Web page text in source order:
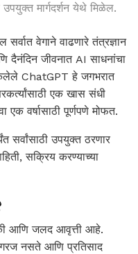
उपयुक्त मार्गदर्शन येथे मिळेल.
वेगाने वाढणारे तंत्रज्ञान
जीवनात AI साधनांचा
ChatGPT हे जगभरात
एक खास संधी
वर्षासाठी पूर्णपणे मोफत.
सर्वांसाठी उपयुक्त ठरणार
सक्रिय करण्याच्या
आणि जलद आवृत्ती आहे.
गरज नसते आणि प्रतिसाद